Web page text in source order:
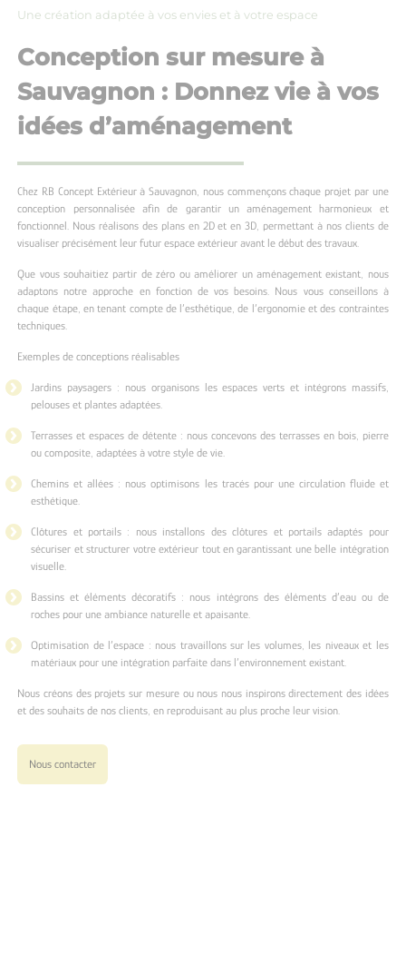
Une création adaptée à vos envies et à votre espace
Conception sur mesure à
Sauvagnon : Donnez vie à vos
idées d’aménagement
Chez RB Concept Extérieur à Sauvagnon, nous commençons chaque projet par une
conception personnalisée afin de garantir un aménagement harmonieux et
fonctionnel. Nous réalisons des plans en 2D et en 3D, permettant à nos clients de
visualiser précisément leur futur espace extérieur avant le début des travaux.
Que vous souhaitiez partir de zéro ou améliorer un aménagement existant, nous
adaptons notre approche en fonction de vos besoins. Nous vous conseillons à
chaque étape, en tenant compte de l’esthétique, de l’ergonomie et des contraintes
techniques.
Exemples de conceptions réalisables
Jardins paysagers : nous organisons les espaces verts et intégrons massifs,
pelouses et plantes adaptées.
Terrasses et espaces de détente : nous concevons des terrasses en bois, pierre
ou composite, adaptées à votre style de vie.
Chemins et allées : nous optimisons les tracés pour une circulation fluide et
esthétique.
Clôtures et portails : nous installons des clôtures et portails adaptés pour
sécuriser et structurer votre extérieur tout en garantissant une belle intégration
visuelle.
Bassins et éléments décoratifs : nous intégrons des éléments d’eau ou de
roches pour une ambiance naturelle et apaisante.
Optimisation de l’espace : nous travaillons sur les volumes, les niveaux et les
matériaux pour une intégration parfaite dans l’environnement existant.
Nous créons des projets sur mesure ou nous nous inspirons directement des idées
et des souhaits de nos clients, en reproduisant au plus proche leur vision.
Nous contacter